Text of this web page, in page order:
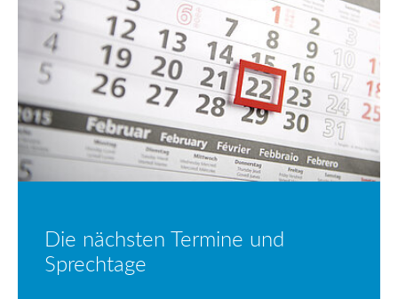
Die nächsten Termine und
Sprechtage